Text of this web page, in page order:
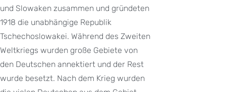
und Slowaken zusammen und gründeten
1918 die unabhängige Republik
Tschechoslowakei. Während des Zweiten
Weltkriegs wurden große Gebiete von
den Deutschen annektiert und der Rest
wurde besetzt. Nach dem Krieg wurden